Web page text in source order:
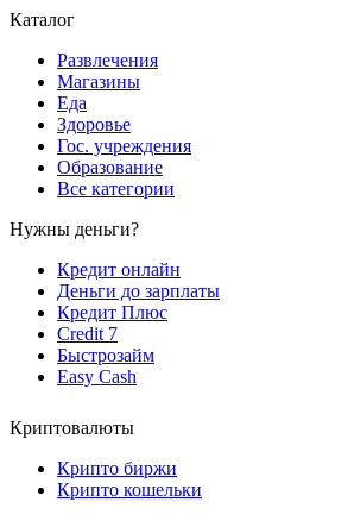
Каталог
Развлечения
Магазины
Еда
Здоровье
Гос. учреждения
Образование
Все категории
Нужны деньги?
Кредит онлайн
Деньги до зарплаты
Кредит Плюс
Credit 7
Быстрозайм
Easy Cash
Криптовалюты
Крипто биржи
Крипто кошельки